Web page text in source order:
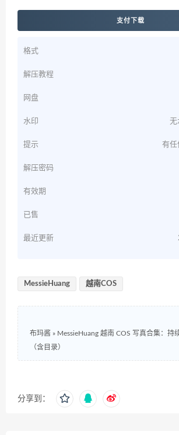
支付下载
格式
解压教程
网盘
水印 无
提示 有任
解压密码
有效期
已售
最近更新
MessieHuang 越南COS
布玛酱 » MessieHuang 越南 COS 写真合集：持
（含目录）
分享到：